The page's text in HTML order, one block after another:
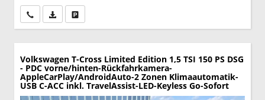
Wir rufen Sie anPDF-Datei, Fahrzeugexposé drucken
Volkswagen T-Cross Limited Edition 1,5 TSI 150 PS DSG
- PDC vorne/hinten-Rückfahrkamera-
AppleCarPlay/AndroidAuto-2 Zonen Klimaautomatik-
USB C-ACC inkl. TravelAssist-LED-Keyless Go-Sofort